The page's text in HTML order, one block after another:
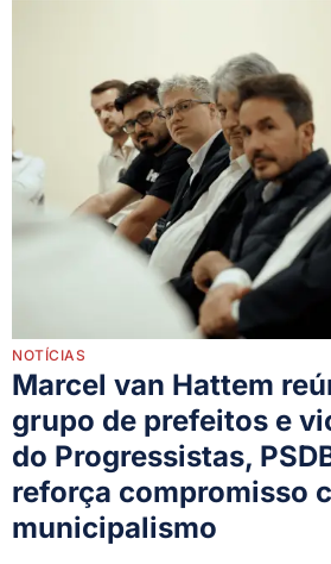
NOTÍCIAS
Marcel van Hattem
grupo de prefeitos e
do Progressistas,
reforça compromisso
municipalismo